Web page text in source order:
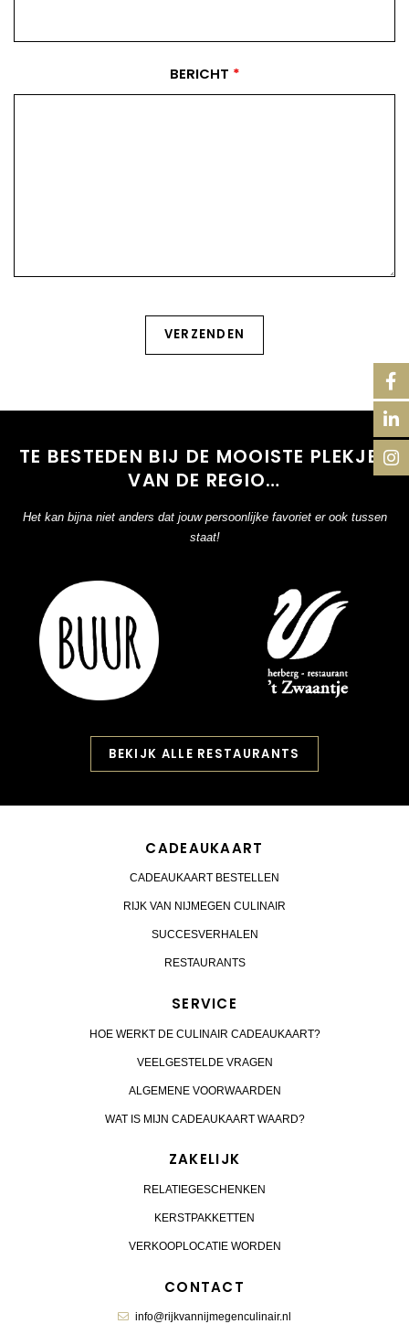
BERICHT *
TE BESTEDEN BIJ DE MOOISTE PLEKJES
VAN DE REGIO…
Het kan bijna niet anders dat jouw persoonlijke favoriet er ook tussen
staat!
BEKIJK ALLE RESTAURANTS
CADEAUKAART
CADEAUKAART BESTELLEN
RIJK VAN NIJMEGEN CULINAIR
SUCCESVERHALEN
RESTAURANTS
SERVICE
HOE WERKT DE CULINAIR CADEAUKAART?
VEELGESTELDE VRAGEN
ALGEMENE VOORWAARDEN
WAT IS MIJN CADEAUKAART WAARD?
ZAKELIJK
RELATIEGESCHENKEN
KERSTPAKKETTEN
VERKOOPLOCATIE WORDEN
CONTACT
info@rijkvannijmegenculinair.nl